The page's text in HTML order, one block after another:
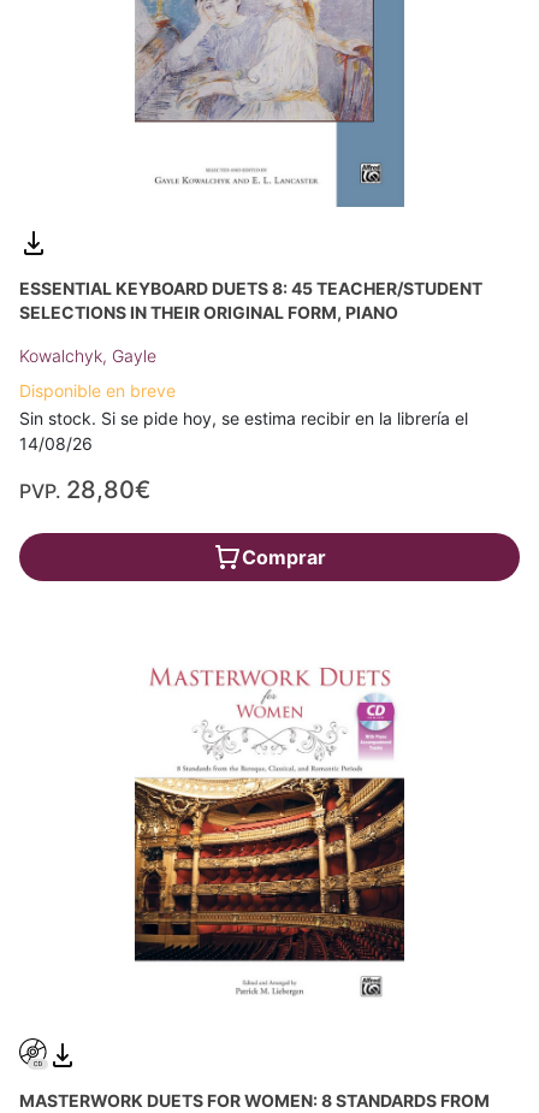
ESSENTIAL KEYBOARD DUETS 8: 45 TEACHER/STUDENT
SELECTIONS IN THEIR ORIGINAL FORM, PIANO
Kowalchyk, Gayle
Disponible en breve
Sin stock. Si se pide hoy, se estima recibir en la librería el
14/08/26
PVP. 28,80€
Comprar
MASTERWORK DUETS FOR WOMEN: 8 STANDARDS FROM